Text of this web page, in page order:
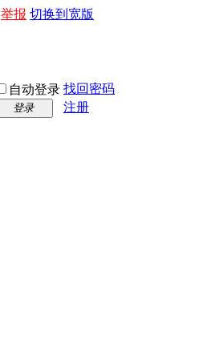
举报 切换到宽版
自动登录 找回密码
登录 注册